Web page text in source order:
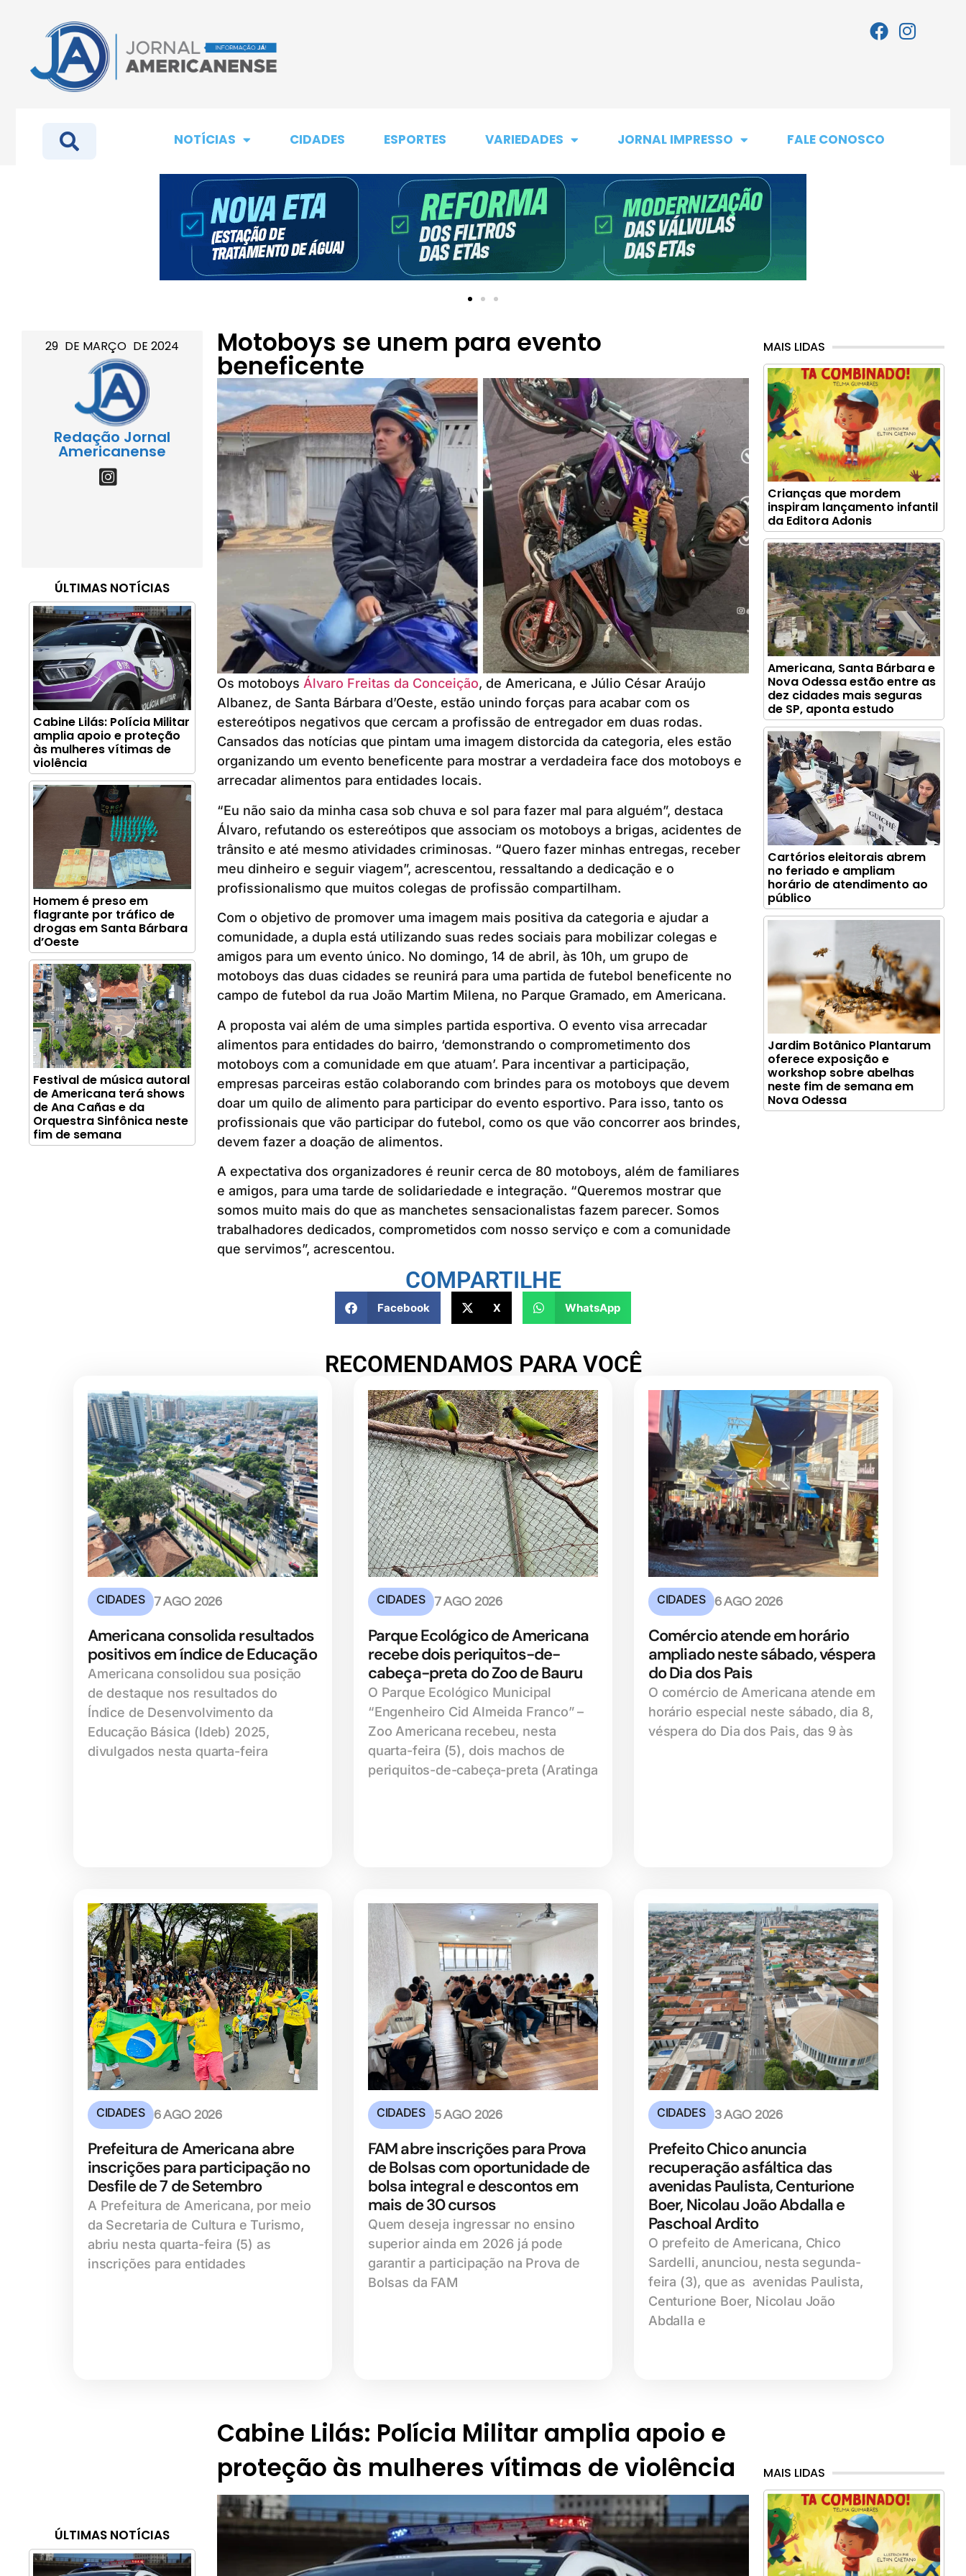
NOTÍCIAS CIDADES ESPORTES VARIEDADES JORNAL IMPRESSO FALE CONOSCO
29 DE MARÇO DE 2024
Redação Jornal
Americanense
ÚLTIMAS NOTÍCIAS
Cabine Lilás: Polícia Militar
amplia apoio e proteção
às mulheres vítimas de
violência
Homem é preso em
flagrante por tráfico de
drogas em Santa Bárbara
d’Oeste
Festival de música autoral
de Americana terá shows
de Ana Cañas e da
Orquestra Sinfônica neste
fim de semana
Motoboys se unem para evento
beneficente
Os motoboys Álvaro Freitas da Conceição, de Americana, e Júlio César Araújo
Albanez, de Santa Bárbara d’Oeste, estão unindo forças para acabar com os
estereótipos negativos que cercam a profissão de entregador em duas rodas.
Cansados das notícias que pintam uma imagem distorcida da categoria, eles estão
organizando um evento beneficente para mostrar a verdadeira face dos motoboys e
arrecadar alimentos para entidades locais.
“Eu não saio da minha casa sob chuva e sol para fazer mal para alguém”, destaca
Álvaro, refutando os estereótipos que associam os motoboys a brigas, acidentes de
trânsito e até mesmo atividades criminosas. “Quero fazer minhas entregas, receber
meu dinheiro e seguir viagem”, acrescentou, ressaltando a dedicação e o
profissionalismo que muitos colegas de profissão compartilham.
Com o objetivo de promover uma imagem mais positiva da categoria e ajudar a
comunidade, a dupla está utilizando suas redes sociais para mobilizar colegas e
amigos para um evento único. No domingo, 14 de abril, às 10h, um grupo de
motoboys das duas cidades se reunirá para uma partida de futebol beneficente no
campo de futebol da rua João Martim Milena, no Parque Gramado, em Americana.
A proposta vai além de uma simples partida esportiva. O evento visa arrecadar
alimentos para entidades do bairro, ‘demonstrando o comprometimento dos
motoboys com a comunidade em que atuam’. Para incentivar a participação,
empresas parceiras estão colaborando com brindes para os motoboys que devem
doar um quilo de alimento para participar do evento esportivo. Para isso, tanto os
profissionais que vão participar do futebol, como os que vão concorrer aos brindes,
devem fazer a doação de alimentos.
A expectativa dos organizadores é reunir cerca de 80 motoboys, além de familiares
e amigos, para uma tarde de solidariedade e integração. “Queremos mostrar que
somos muito mais do que as manchetes sensacionalistas fazem parecer. Somos
trabalhadores dedicados, comprometidos com nosso serviço e com a comunidade
que servimos”, acrescentou.
COMPARTILHE
Facebook X WhatsApp
MAIS LIDAS
Crianças que mordem
inspiram lançamento infantil
da Editora Adonis
Americana, Santa Bárbara e
Nova Odessa estão entre as
dez cidades mais seguras
de SP, aponta estudo
Cartórios eleitorais abrem
no feriado e ampliam
horário de atendimento ao
público
Jardim Botânico Plantarum
oferece exposição e
workshop sobre abelhas
neste fim de semana em
Nova Odessa
RECOMENDAMOS PARA VOCÊ
CIDADES 7 AGO 2026
Americana consolida resultados
positivos em índice de Educação
Americana consolidou sua posição
de destaque nos resultados do
Índice de Desenvolvimento da
Educação Básica (ldeb) 2025,
divulgados nesta quarta-feira
CIDADES 7 AGO 2026
Parque Ecológico de Americana
recebe dois periquitos-de-
cabeça-preta do Zoo de Bauru
O Parque Ecológico Municipal
“Engenheiro Cid Almeida Franco” –
Zoo Americana recebeu, nesta
quarta-feira (5), dois machos de
periquitos-de-cabeça-preta (Aratinga
CIDADES 6 AGO 2026
Comércio atende em horário
ampliado neste sábado, véspera
do Dia dos Pais
O comércio de Americana atende em
horário especial neste sábado, dia 8,
véspera do Dia dos Pais, das 9 às
CIDADES 6 AGO 2026
Prefeitura de Americana abre
inscrições para participação no
Desfile de 7 de Setembro
A Prefeitura de Americana, por meio
da Secretaria de Cultura e Turismo,
abriu nesta quarta-feira (5) as
inscrições para entidades
CIDADES 5 AGO 2026
FAM abre inscrições para Prova
de Bolsas com oportunidade de
bolsa integral e descontos em
mais de 30 cursos
Quem deseja ingressar no ensino
superior ainda em 2026 já pode
garantir a participação na Prova de
Bolsas da FAM
CIDADES 3 AGO 2026
Prefeito Chico anuncia
recuperação asfáltica das
avenidas Paulista, Centurione
Boer, Nicolau João Abdalla e
Paschoal Ardito
O prefeito de Americana, Chico
Sardelli, anunciou, nesta segunda-
feira (3), que as avenidas Paulista,
Centurione Boer, Nicolau João
Abdalla e
ÚLTIMAS NOTÍCIAS
Cabine Lilás: Polícia Militar amplia apoio e
proteção às mulheres vítimas de violência
MAIS LIDAS